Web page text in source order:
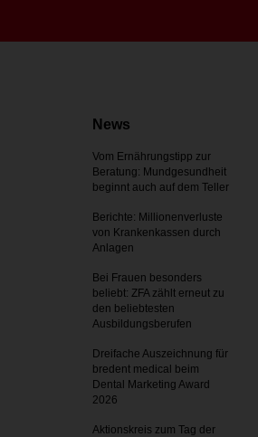
News
Vom Ernährungstipp zur
Beratung: Mundgesundheit
beginnt auch auf dem Teller
Berichte: Millionenverluste
von Krankenkassen durch
Anlagen
Bei Frauen besonders
beliebt: ZFA zählt erneut zu
den beliebtesten
Ausbildungsberufen
Dreifache Auszeichnung für
bredent medical beim
Dental Marketing Award
2026
Aktionskreis zum Tag der